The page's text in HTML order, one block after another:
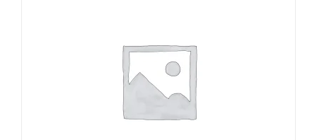
SZLIFIERKI DO METALU, PŁASZCZYZN